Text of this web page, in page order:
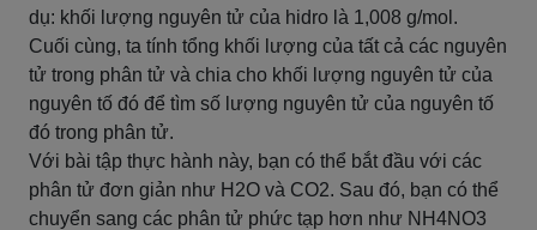
dụ: khối lượng nguyên tử của hidro là 1,008 g/mol.
Cuối cùng, ta tính tổng khối lượng của tất cả các nguyên
tử trong phân tử và chia cho khối lượng nguyên tử của
nguyên tố đó để tìm số lượng nguyên tử của nguyên tố
đó trong phân tử.
Với bài tập thực hành này, bạn có thể bắt đầu với các
phân tử đơn giản như H2O và CO2. Sau đó, bạn có thể
chuyển sang các phân tử phức tạp hơn như NH4NO3